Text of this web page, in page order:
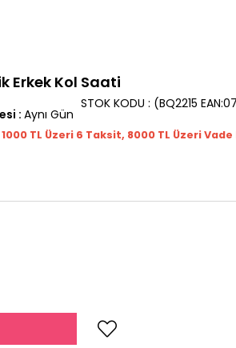
Erkek Kol Saati
(BQ2215
STOK KODU
: Aynı Gün
TL Üzeri 6 Taksit, 8000 TL Üzeri Vade